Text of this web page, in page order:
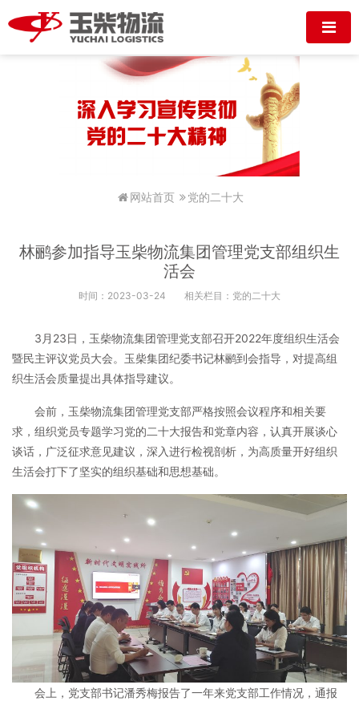
网站首页 党的二十大
林鹂参加指导玉柴物流集团管理党支部组织生
活会
时间：2023-03-24 相关栏目：党的二十大
3月23日，玉柴物流集团管理党支部召开2022年度组织生活会
暨民主评议党员大会。玉柴集团纪委书记林鹂到会指导，对提高组
织生活会质量提出具体指导建议。
会前，玉柴物流集团管理党支部严格按照会议程序和相关要
求，组织党员专题学习党的二十大报告和党章内容，认真开展谈心
谈话，广泛征求意见建议，深入进行检视剖析，为高质量开好组织
生活会打下了坚实的组织基础和思想基础。
会上，党支部书记潘秀梅报告了一年来党支部工作情况，通报